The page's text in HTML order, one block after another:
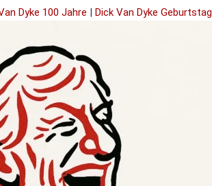
Dyke 100 Jahre | Dick Van Dyke Geburtstag